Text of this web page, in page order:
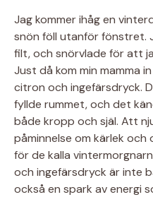
Jag kommer ihåg en
snön föll utanför fönstret.
filt, och snörvlade för att
Just då kom min mamma
citron och ingefärsdryck.
fyllde rummet, och det
både kropp och själ. Att
påminnelse om kärlek
för de kalla
och ingefärsdryck är inte
också en spark av energi